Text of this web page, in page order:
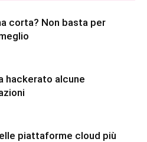
corta? Non basta per
hackerato alcune
piattaforme cloud più